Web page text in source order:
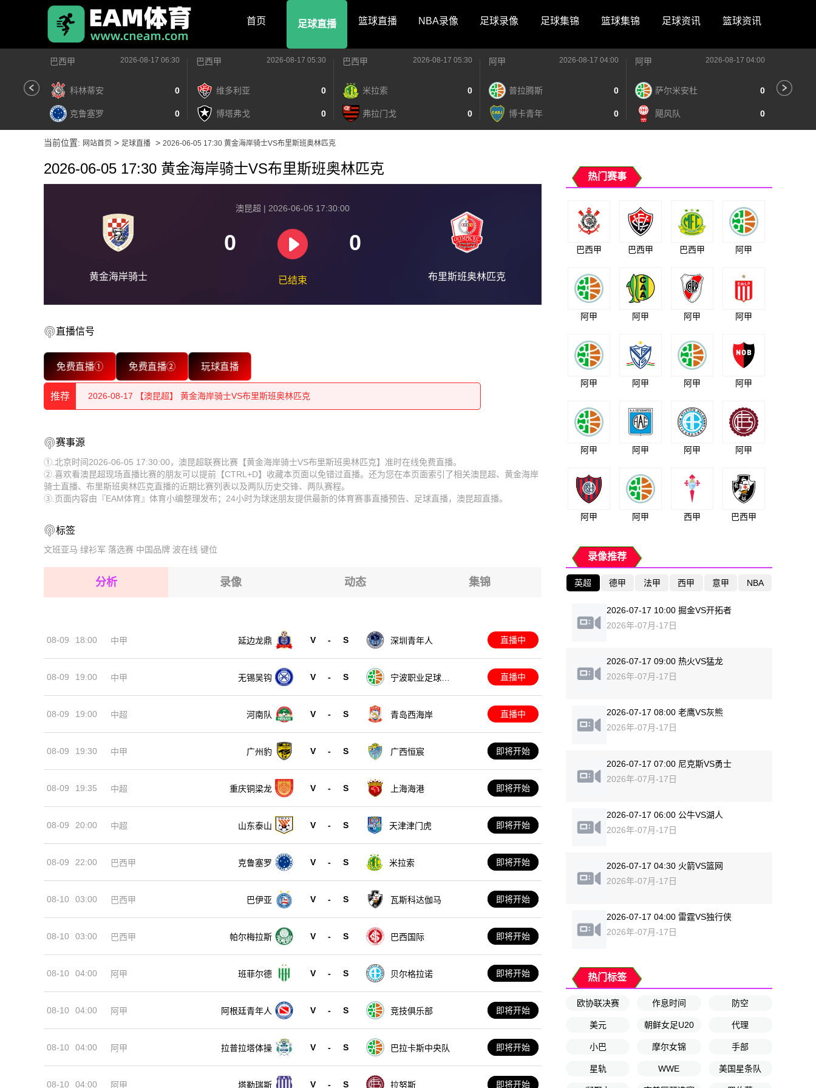
首页 足球直播 篮球直播 NBA录像 足球录像 足球集锦 篮球集锦 足球资讯 篮球资讯
巴西甲 2026-08-17 06:30
科林蒂安 0
克鲁塞罗 0
巴西甲 2026-08-17 05:30
维多利亚 0
博塔弗戈 0
巴西甲 2026-08-17 05:30
米拉索 0
弗拉门戈 0
阿甲 2026-08-17 04:00
普拉腾斯 0
博卡青年 0
阿甲 2026-08-17 04:00
萨尔米安杜 0
飓风队 0
当前位置: 网站首页 > 足球直播 > 2026-06-05 17:30 黄金海岸骑士VS布里斯班奥林匹克
2026-06-05 17:30 黄金海岸骑士VS布里斯班奥林匹克
黄金海岸骑士
澳昆超 | 2026-06-05 17:30:00
0 0
已结束 布里斯班奥林匹克
直播信号
免费直播① 免费直播② 玩球直播
推荐
2026-08-17 【澳昆超】 黄金海岸骑士VS布里斯班奥林匹克
2026-08-17 【澳昆超】 黄金海岸骑士VS布里斯班奥林匹克
2026-08-17 【澳昆超】 黄金海岸骑士VS布里斯班奥林匹克
2026-08-17 【澳昆超】 黄金海岸骑士VS布里斯班奥林匹克
2026-08-17 【澳昆超】 黄金海岸骑士VS布里斯班奥林匹克
2026-08-17 【澳昆超】 黄金海岸骑士VS布里斯班奥林匹克
2026-08-17 【澳昆超】 黄金海岸骑士VS布里斯班奥林匹克
2026-08-17 【澳昆超】 黄金海岸骑士VS布里斯班奥林匹克
2026-08-17 【澳昆超】 黄金海岸骑士VS布里斯班奥林匹克
2026-08-17 【澳昆超】 黄金海岸骑士VS布里斯班奥林匹克
2026-08-17 【澳昆超】 黄金海岸骑士VS布里斯班奥林匹克
2026-08-17 【澳昆超】 黄金海岸骑士VS布里斯班奥林匹克
赛事源
①.北京时间2026-06-05 17:30:00，澳昆超联赛比赛【黄金海岸骑士VS布里斯班奥林匹克】准时在线免费直播。
②.喜欢看澳昆超现场直播比赛的朋友可以提前【CTRL+D】收藏本页面以免错过直播。还为您在本页面索引了相关澳昆超、黄金海岸
骑士直播、布里斯班奥林匹克直播的近期比赛列表以及两队历史交锋、两队赛程。
③.页面内容由『EAM体育』体育小编整理发布；24小时为球迷朋友提供最新的体育赛事直播预告、足球直播，澳昆超直播。
标签
文班亚马 绿衫军 落选赛 中国品牌 波在线 键位
分析 录像 动态 集锦
08-09 18:00 中甲 延边龙鼎 V - S 深圳青年人 直播中
08-09 19:00 中甲 无锡吴钩 V - S
宁波职业足球俱
直播中
08-09 19:00 中超 河南队 V - S 青岛西海岸 直播中
08-09 19:30 中甲 广州豹 V - S 广西恒宸 即将开始
08-09 19:35 中超 重庆铜梁龙 V - S 上海海港 即将开始
08-09 20:00 中超 山东泰山 V - S 天津津门虎 即将开始
08-09 22:00 巴西甲 克鲁塞罗 V - S 米拉索 即将开始
08-10 03:00 巴西甲 巴伊亚 V - S 瓦斯科达伽马 即将开始
08-10 03:00 巴西甲 帕尔梅拉斯 V - S 巴西国际 即将开始
08-10 04:00 阿甲 班菲尔德 V - S 贝尔格拉诺 即将开始
08-10 04:00 阿甲 阿根廷青年人 V - S 竞技俱乐部 即将开始
08-10 04:00 阿甲 拉普拉塔体操 V - S 巴拉卡斯中央队 即将开始
08-10 04:00 阿甲 塔勒瑞斯 V - S 拉努斯 即将开始
热门赛事
巴西甲 巴西甲 巴西甲 阿甲
阿甲 阿甲 阿甲 阿甲
阿甲 阿甲 阿甲 阿甲
阿甲 阿甲 阿甲 阿甲
阿甲 阿甲 西甲 巴西甲
录像推荐
英超 德甲 法甲 西甲 意甲 NBA
2026-07-17 10:00 掘金VS开拓者
2026年-07月-17日
2026-07-17 09:00 热火VS猛龙
2026年-07月-17日
2026-07-17 08:00 老鹰VS灰熊
2026年-07月-17日
2026-07-17 07:00 尼克斯VS勇士
2026年-07月-17日
2026-07-17 06:00 公牛VS湖人
2026年-07月-17日
2026-07-17 04:30 火箭VS篮网
2026年-07月-17日
2026-07-17 04:00 雷霆VS独行侠
2026年-07月-17日
热门标签
欧协联决赛 作息时间 防空
美元 朝鲜女足U20 代理
小巴 摩尔女锦 手部
星轨 WWE 美国星条队